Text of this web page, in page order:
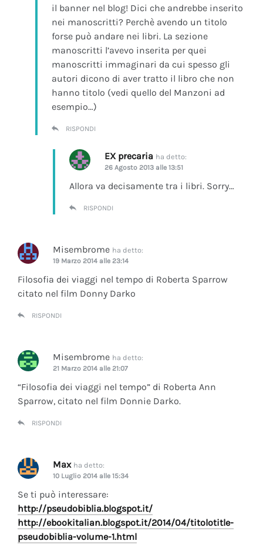
il banner nel blog! Dici che andrebbe inserito
nei manoscritti? Perchè avendo un titolo
forse può andare nei libri. La sezione
manoscritti l’avevo inserita per quei
manoscritti immaginari da cui spesso gli
autori dicono di aver tratto il libro che non
hanno titolo (vedi quello del Manzoni ad
esempio…)
RISPONDI
EX precaria ha detto:
26 Agosto 2013 alle 13:51
Allora va decisamente tra i libri. Sorry…
RISPONDI
Misembrome ha detto:
19 Marzo 2014 alle 23:14
Filosofia dei viaggi nel tempo di Roberta Sparrow
citato nel film Donny Darko
RISPONDI
Misembrome ha detto:
21 Marzo 2014 alle 21:07
“Filosofia dei viaggi nel tempo” di Roberta Ann
Sparrow, citato nel film Donnie Darko.
RISPONDI
Max ha detto:
10 Luglio 2014 alle 15:34
Se ti può interessare:
http://pseudobiblia.blogspot.it/
http://ebookitalian.blogspot.it/2014/04/titolotitle-
pseudobiblia-volume-1.html